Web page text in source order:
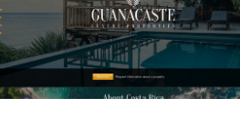
Guana Properties